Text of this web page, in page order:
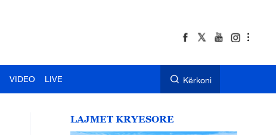
VIDEO LIVE Kërkoni
LAJMET KRYESORE